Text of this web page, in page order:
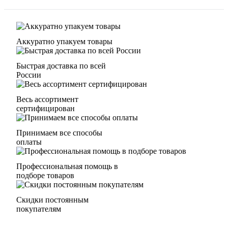
Аккуратно упакуем товары
Быстрая доставка по всей
России
Весь ассортимент
сертифицирован
Принимаем все способы
оплаты
Профессиональная помощь в
подборе товаров
Скидки постоянным
покупателям